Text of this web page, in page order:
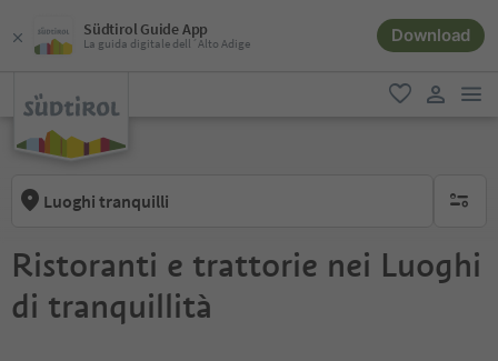
Südtirol Guide App
La guida digitale dell´Alto Adige Download
favoriti
Luoghi tranquilli
Ristoranti e trattorie nei Luoghi
di tranquillità